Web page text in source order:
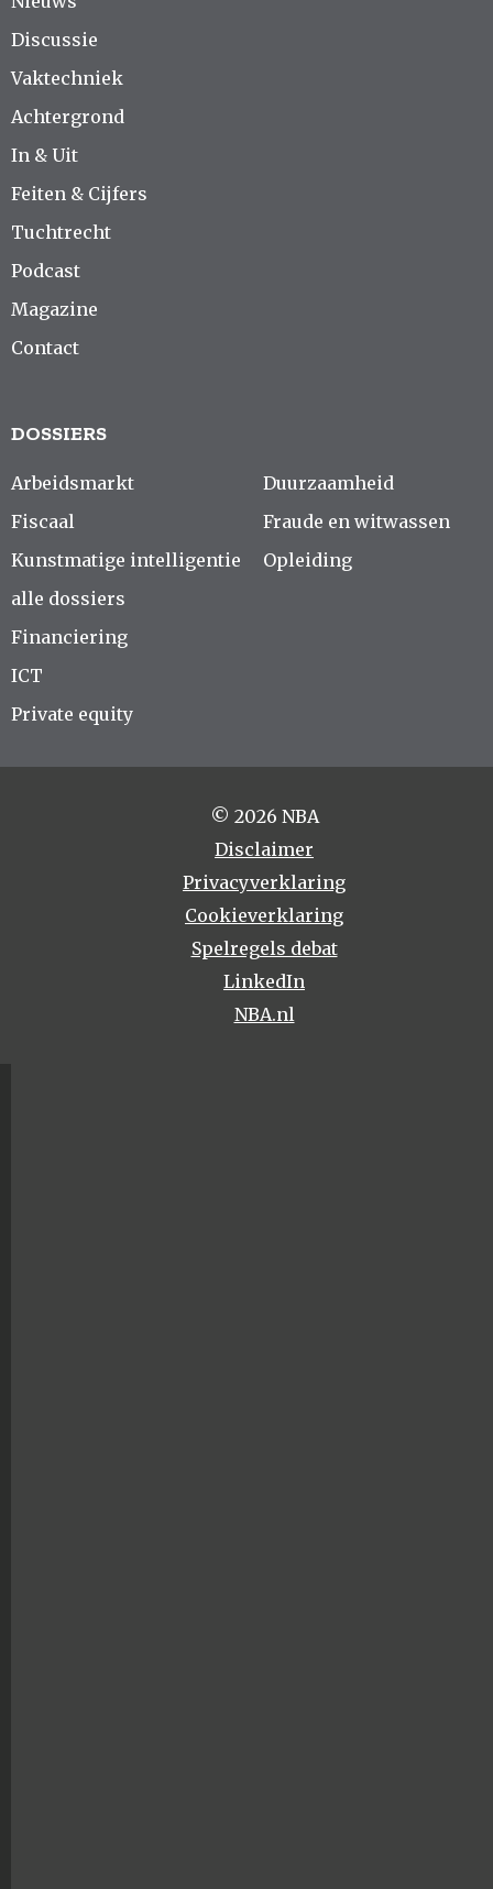
Discussie
Vaktechniek
Achtergrond
In & Uit
Feiten & Cijfers
Tuchtrecht
Podcast
Magazine
Contact
DOSSIERS
Arbeidsmarkt
Fiscaal
Kunstmatige intelligentie
alle dossiers
Duurzaamheid
Fraude en witwassen
Opleiding
Financiering
ICT
Private equity
© 2026 NBA
Disclaimer
Privacyverklaring
Cookieverklaring
Spelregels debat
LinkedIn
NBA.nl